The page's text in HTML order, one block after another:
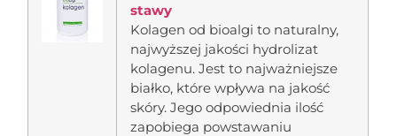
stawy
Kolagen od bioalgi to naturalny,
najwyższej jakości hydrolizat
kolagenu. Jest to najważniejsze
białko, które wpływa na jakość
skóry. Jego odpowiednia ilość
zapobiega powstawaniu